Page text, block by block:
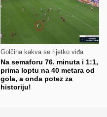
Golčina kakva se rijetko viđa
Na semaforu 76. minuta i 1:1,
prima loptu na 40 metara od
gola, a onda potez za
historiju!